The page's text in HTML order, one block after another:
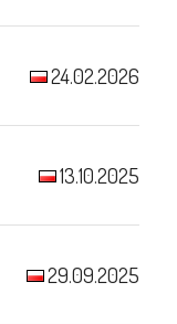
24.02.2026
13.10.2025
29.09.2025